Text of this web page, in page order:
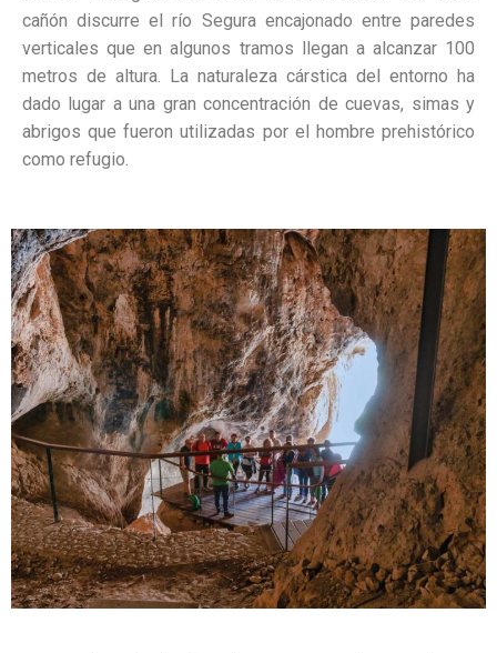
cañón discurre el río Segura encajonado entre paredes
verticales que en algunos tramos llegan a alcanzar 100
metros de altura. La naturaleza cárstica del entorno ha
dado lugar a una gran concentración de cuevas, simas y
abrigos que fueron utilizadas por el hombre prehistórico
como refugio.